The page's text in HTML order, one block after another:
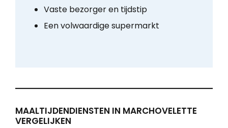
Vaste bezorger en tijdstip
Een volwaardige supermarkt
MAALTIJDENDIENSTEN IN MARCHOVELETTE
VERGELIJKEN